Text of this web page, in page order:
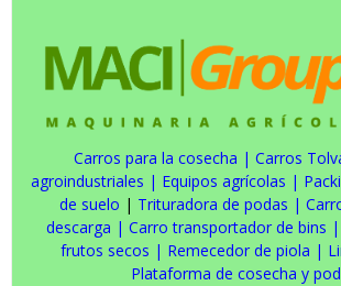
Carros para la cosecha | Carros
agroindustriales | Equipos agrícolas |
de suelo | Trituradora de podas |
descarga | Carro transportador de bins |
frutos secos | Remecedor de piola |
Plataforma de cosecha y